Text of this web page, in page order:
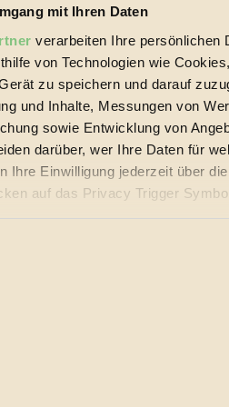
mit Ihren Daten
verarbeiten Ihre persönlichen
von Technologien wie
zu speichern und darauf
und Inhalte, Messungen von
sowie Entwicklung von
darüber, wer Ihre Daten für
Ihre Einwilligung jederzeit über
auf das Privacy Trigger
wir auch gerne:
Scannen nach bestimmten
wie Ihre persönlichen Daten
Plattform für Ideen, Menschen
schnell wachsenden Markt des
Fair-Trade sowie der Branche